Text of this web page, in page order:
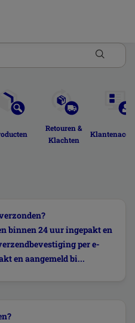
Retouren &
Klachten
binnen 24 uur ingepakt en
per e-
en aangemeld bi...